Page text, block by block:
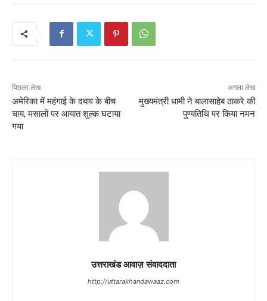
पिछला लेख
अमेरिका में महंगाई के दबाव के बीच
चाय, मसालों पर आयात शुल्क घटाया
गया
अगला लेख
मुख्यमंत्री धामी ने बालासाहेब ठाकरे की
पुण्यतिथि पर किया नमन
उत्तराखंड आवाज़ संवाददाता
http://uttarakhandawaaz.com